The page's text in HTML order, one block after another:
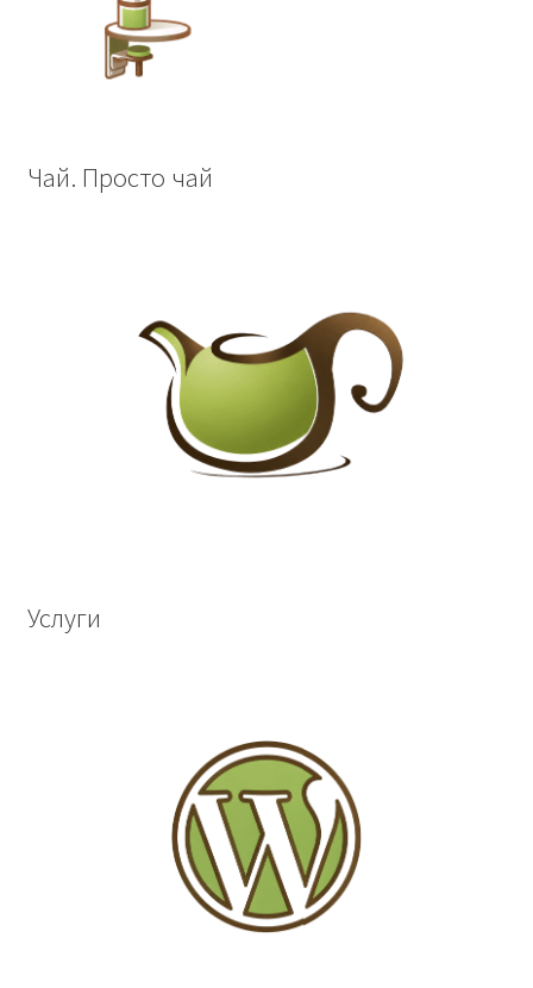
Чай. Просто чай
Услуги